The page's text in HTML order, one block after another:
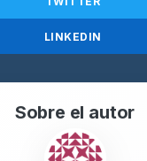
LINKEDIN
Sobre el autor